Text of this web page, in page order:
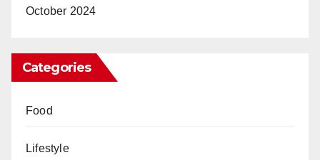
October 2024
Categories
Food
Lifestyle